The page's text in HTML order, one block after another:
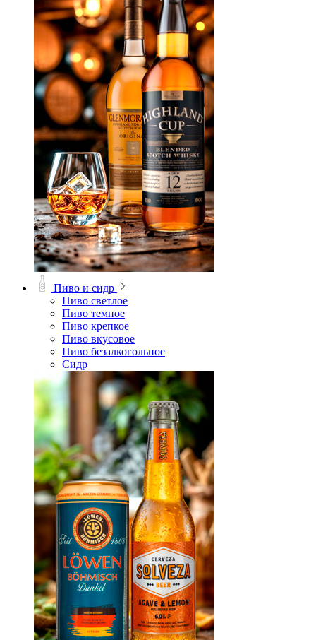
Пиво и сидр
Пиво светлое
Пиво темное
Пиво крепкое
Пиво вкусовое
Пиво безалкогольное
Сидр